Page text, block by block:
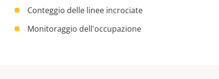
Conteggio delle linee incrociate
Monitoraggio dell'occupazione